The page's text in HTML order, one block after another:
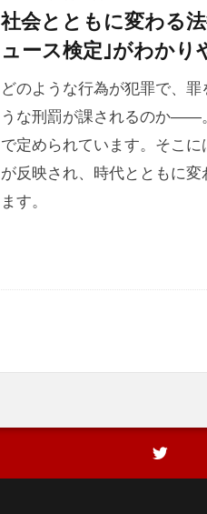
社会とともに変わ
ュース検定｣がわかり
どのような行為が犯罪で、罪
うな刑罰が課されるのか――
で定められています。そこ
が反映され、時代とともに変
ます。